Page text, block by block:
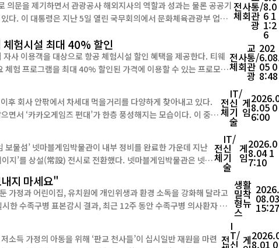
문을 제기하면서 관광공사 해외지사의 역할과 성과는 물론 공공기
부 업무
한 뒤, 정부가 민간 관광업계의 역할까지 수행하는 것이 적절한지,
전
체
사
회
통/
관
광
8.0
6 1
1:2
6
험시설 최대 40% 할인
이용객을 대상으로 항공 체험시설 할인 혜택을 제공한다. 티웨
험 프로그램을 최대 40% 할인된 가격에 이용할 수 있는 프로모션
티웨이항공 탑승권을 소지한 승객을 대상으로 하며,...
전
체
사
회
교
통/
관
광
202
05 0
8:48
후 회사 안팎에서 차세대 먹을거리를 다양하게 찾아내고 있다.
‘카카오게임즈 편대’가 한층 풍성해지는 모습이다. 이 중에
전
체
IT/
신
기
술
게
임8.05 0
6:00
보물섬’ 넷마블게임박물관이 내부 정비를 완료한 가운데 지난
) 전시로 전환했다. 넷마블게임박물관은 넷마
전
체
IT/
신
기
술
게
임
2026.0
8.04 1
7:10
지 마세요"
가정과 어린이집, 유치원에 개인위생과 환경 소독을 강화해 달라고
자 분율은 외래환자 1000명당 기준으로 19주차 1.1명에서 23주차 7....
생활
밀착
형뉴
스
2026.
08.03
15:27
득 가정의 아동을 위해 ‘판교 천사들’이 십시일반 재원을 마련 전
I
T/
신 게8.01 0